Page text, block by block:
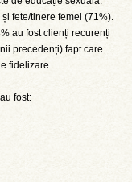
fete/tinere femei (71%).
au fost clienți recurenți
precedenți) fapt care
fidelizare.
fost: